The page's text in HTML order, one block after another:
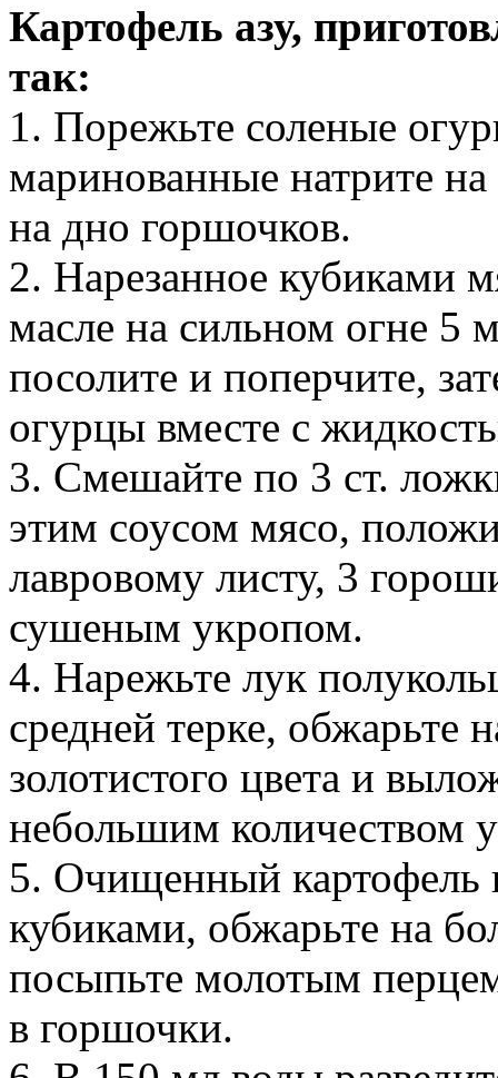
Картофель азу,
так:
1. Порежьте соленые
маринованные натрите
на дно горшочков.
2. Нарезанное кубиками
масле на сильном огне 5
посолите и поперчите,
огурцы вместе с
3. Смешайте по 3 ст.
этим соусом мясо,
лавровому листу, 3
сушеным укропом.
4. Нарежьте лук
средней терке, обжарьте
золотистого цвета и
небольшим количеством
5. Очищенный картофель
кубиками, обжарьте на
посыпьте молотым
в горшочки.